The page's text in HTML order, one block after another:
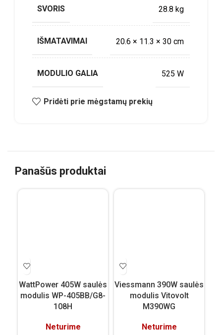
SVORIS 28.8 kg
IŠMATAVIMAI 20.6 × 11.3 × 30 cm
MODULIO GALIA 525 W
Pridėti prie mėgstamų prekių
Panašūs produktai
WattPower 405W saulės
modulis WP-405BB/G8-
108H
Neturime
Viessmann 390W saulės
modulis Vitovolt
M390WG
Neturime